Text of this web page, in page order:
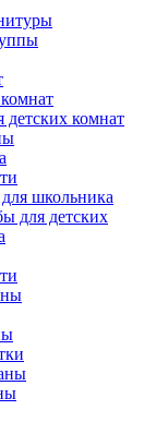
детских комнат
школьника
для детских